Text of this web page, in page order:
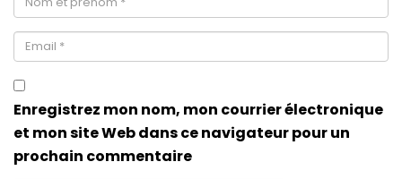
Enregistrez mon nom, mon courrier électronique
et mon site Web dans ce navigateur pour un
prochain commentaire